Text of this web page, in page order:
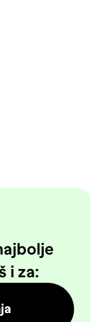
i za: